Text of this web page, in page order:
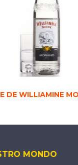
DE WILLIAMINE
MONDO